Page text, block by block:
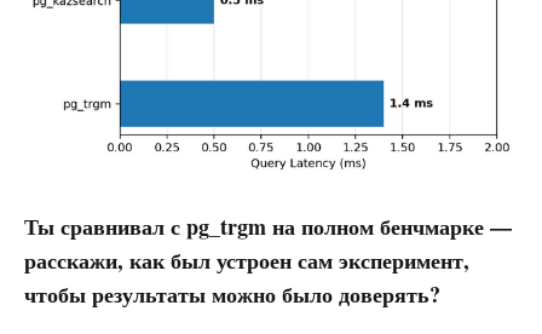
Ты сравнивал с pg_trgm на полном бенчмарке —
расскажи, как был устроен сам эксперимент,
чтобы результаты можно было доверять?